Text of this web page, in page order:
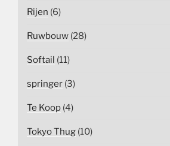
Rijen (6)
Ruwbouw (28)
Softail (11)
springer (3)
Te Koop (4)
Tokyo Thug (10)